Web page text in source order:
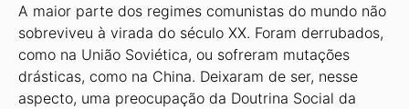
A maior parte dos regimes comunistas do mundo não
sobreviveu à virada do século XX. Foram derrubados,
como na União Soviética, ou sofreram mutações
drásticas, como na China. Deixaram de ser, nesse
aspecto, uma preocupação da Doutrina Social da